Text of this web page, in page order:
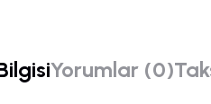
Yorumlar (0)